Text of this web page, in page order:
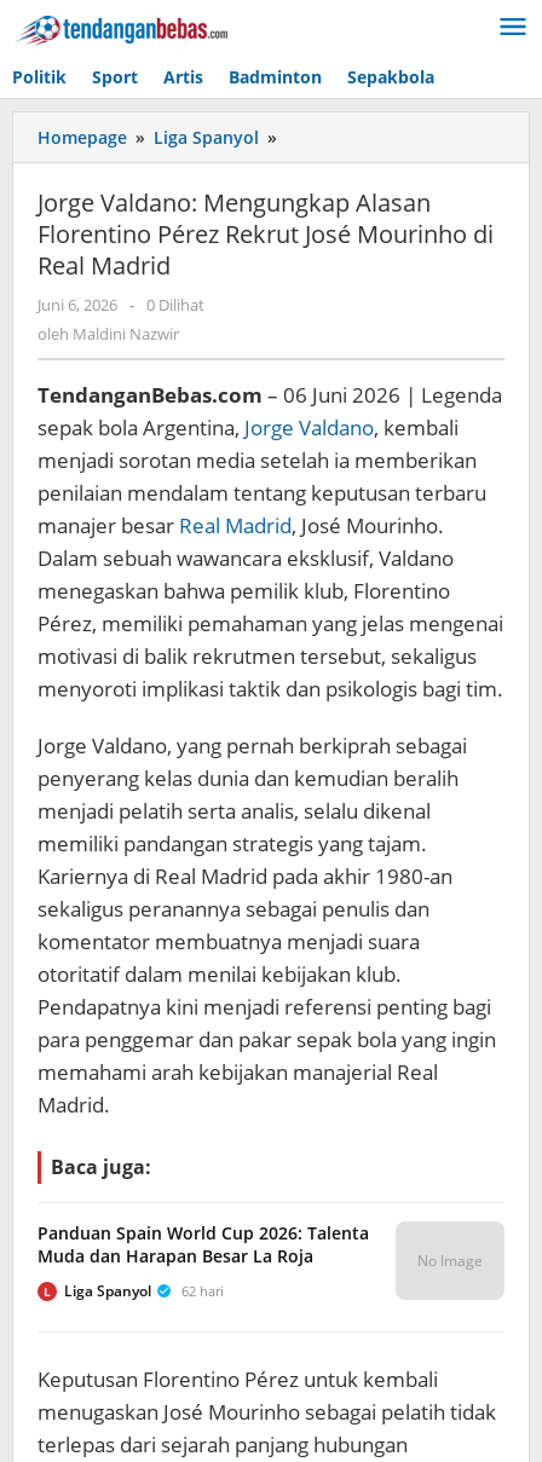
Lewati
ke
Politik Sport Artis Badminton Sepakbola
Homepage » Liga Spanyol »
Valdano:
Mengungkap
Alasan
Florentino
di
Real
Madrid
Jorge Valdano: Mengungkap Alasan
Florentino Pérez Rekrut José Mourinho di
Real Madrid
Juni 6, 2026 oleh
Maldini
- 0 Dilihat
oleh Maldini Nazwir
TendanganBebas.com – 06 Juni 2026 | Legenda
sepak bola Argentina, Jorge Valdano, kembali
menjadi sorotan media setelah ia memberikan
penilaian mendalam tentang keputusan terbaru
manajer besar Real Madrid, José Mourinho.
Dalam sebuah wawancara eksklusif, Valdano
menegaskan bahwa pemilik klub, Florentino
Pérez, memiliki pemahaman yang jelas mengenai
motivasi di balik rekrutmen tersebut, sekaligus
menyoroti implikasi taktik dan psikologis bagi tim.
Jorge Valdano, yang pernah berkiprah sebagai
penyerang kelas dunia dan kemudian beralih
menjadi pelatih serta analis, selalu dikenal
memiliki pandangan strategis yang tajam.
Kariernya di Real Madrid pada akhir 1980-an
sekaligus peranannya sebagai penulis dan
komentator membuatnya menjadi suara
otoritatif dalam menilai kebijakan klub.
Pendapatnya kini menjadi referensi penting bagi
para penggemar dan pakar sepak bola yang ingin
memahami arah kebijakan manajerial Real
Madrid.
Baca juga:
Panduan Spain World Cup 2026: Talenta
Muda dan Harapan Besar La Roja
L Liga Spanyol 62 hari
No Image
Keputusan Florentino Pérez untuk kembali
menugaskan José Mourinho sebagai pelatih tidak
terlepas dari sejarah panjang hubungan